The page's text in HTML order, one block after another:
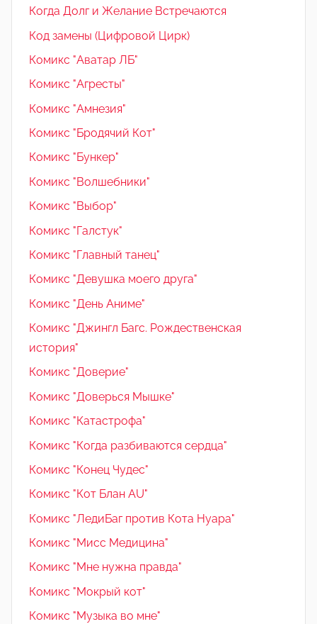
Когда Долг и Желание Встречаются
Код замены (Цифровой Цирк)
Комикс "Аватар ЛБ"
Комикс "Агресты"
Комикс "Амнезия"
Комикс "Бродячий Кот"
Комикс "Бункер"
Комикс "Волшебники"
Комикс "Выбор"
Комикс "Галстук"
Комикс "Главный танец"
Комикс "Девушка моего друга"
Комикс "День Аниме"
Комикс "Джингл Багс. Рождественская
история"
Комикс "Доверие"
Комикс "Доверься Мышке"
Комикс "Катастрофа"
Комикс "Когда разбиваются сердца"
Комикс "Конец Чудес"
Комикс "Кот Блан AU"
Комикс "ЛедиБаг против Кота Нуара"
Комикс "Мисс Медицина"
Комикс "Мне нужна правда"
Комикс "Мокрый кот"
Комикс "Музыка во мне"